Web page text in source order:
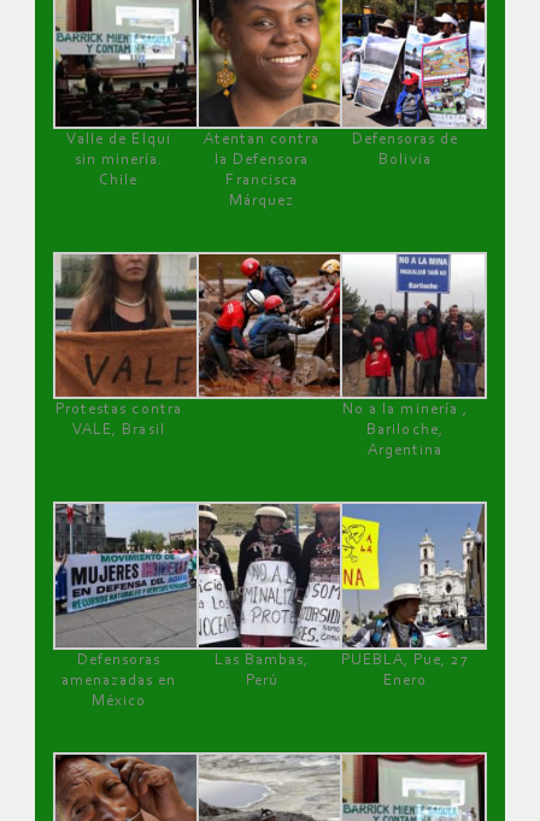
Valle de Elqui
sin minería.
Chile
Atentan contra
la Defensora
Francisca
Márquez
Defensoras de
Bolivia
Protestas contra
VALE, Brasil
No a la minería ,
Bariloche,
Argentina
Defensoras
amenazadas en
México
Las Bambas,
Perú
PUEBLA, Pue, 27
Enero